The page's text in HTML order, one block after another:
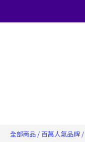
全部商品 /百萬人氣品牌 /